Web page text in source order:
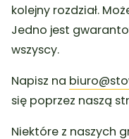
kolejny rozdział.
Jedno jest
wszyscy.
Napisz na
się poprzez naszą
Niektóre z naszych